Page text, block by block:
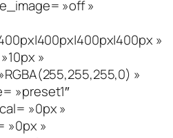
»off »
»
»
»
»preset1″
»0px »
»0px »